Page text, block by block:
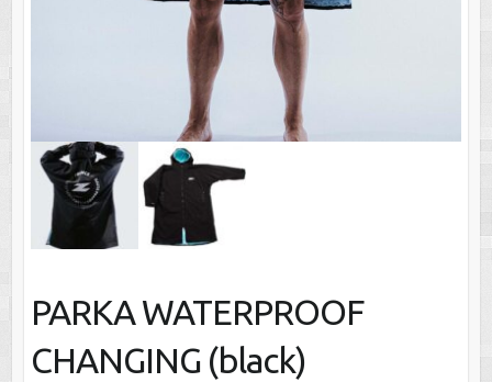
PARKA WATERPROOF
CHANGING (black)